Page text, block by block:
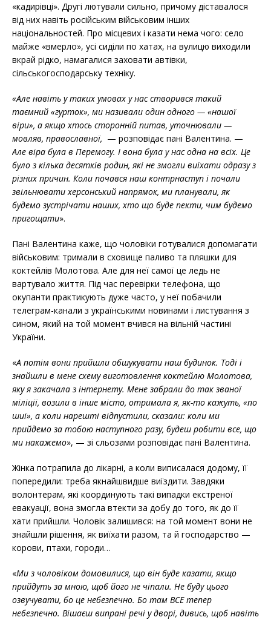
«кадирівці». Другі лютували сильно, причому діставалося
від них навіть російським військовим інших
національностей. Про місцевих і казати нема чого: село
майже «вмерло», усі сиділи по хатах, на вулицю виходили
вкрай рідко, намагалися заховати автівки,
сільськогосподарську техніку.
«Але навіть у таких умовах у нас створився такий
таємний «гурток», ми називали один одного — «нашої
віри», а якщо хтось сторонній питав, уточнювали —
мовляв, православної, — розповідає пані Валентина. —
Але віра була в Перемогу. І вона була у нас одна на всіх. Це
було з кілька десятків родин, які не змогли виїхати одразу з
різних причин. Коли почався наш контрнаступ і почали
звільнювати херсонський напрямок, ми планували, як
будемо зустрічати наших, хто що буде пекти, чим будемо
пригощати».
Пані Валентина каже, що чоловіки готувалися допомагати
військовим: тримали в сховище паливо та пляшки для
коктейлів Молотова. Але для неї самої це ледь не
вартувало життя. Під час перевірки телефона, що
окупанти практикують дуже часто, у неї побачили
телеграм-канали з українськими новинами і листування з
сином, який на той момент вчився на вільній частині
України.
«А потім вони прийшли обшукувати наш будинок. Тоді і
знайшли в мене схему виготовлення коктейлю Молотова,
яку я закачала з інтернету. Мене забрали до так званої
міліції, возили в інше місто, отримала я, як-то кажуть, «по
шиї», а коли нарешті відпустили, сказали: коли ми
прийдемо за тобою наступного разу, будеш робити все, що
ми накажемо», — зі сльозами розповідає пані Валентина.
Жінка потрапила до лікарні, а коли виписалася додому, її
попередили: треба якнайшвидше виїздити. Завдяки
волонтерам, які координують такі випадки екстреної
евакуації, вона змогла втекти за добу до того, як до її
хати прийшли. Чоловік залишився: на той момент вони не
знайшли рішення, як виїхати разом, та й господарство —
корови, птахи, городи…
«Ми з чоловіком домовилися, що він буде казати, якщо
прийдуть за мною, щоб його не чіпали. Не буду цього
озвучувати, бо це небезпечно. Бо там ВСЕ тепер
небезпечно. Вішаєш випрані речі у дворі, дивись, щоб навіть